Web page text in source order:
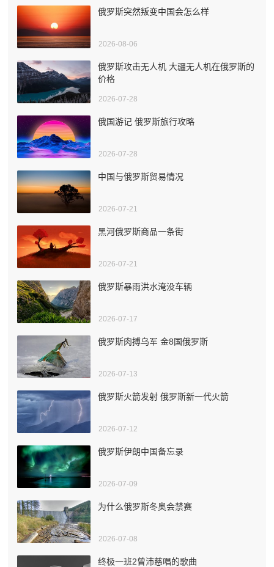
俄罗斯突然叛变中国会怎么样
2026-08-06
俄罗斯攻击无人机 大疆无人机在俄罗斯的
价格
2026-07-28
俄国游记 俄罗斯旅行攻略
2026-07-28
中国与俄罗斯贸易情况
2026-07-21
黑河俄罗斯商品一条街
2026-07-21
俄罗斯暴雨洪水淹没车辆
2026-07-17
俄罗斯肉搏乌军 金8国俄罗斯
2026-07-13
俄罗斯火箭发射 俄罗斯新一代火箭
2026-07-12
俄罗斯伊朗中国备忘录
2026-07-09
为什么俄罗斯冬奥会禁赛
2026-07-08
终极一班2曾沛慈唱的歌曲